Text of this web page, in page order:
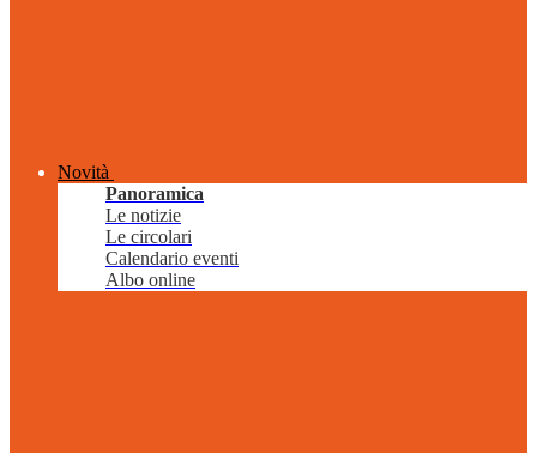
Novità
Panoramica
Le notizie
Le circolari
Calendario eventi
Albo online